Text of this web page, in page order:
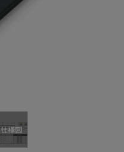
仕様図